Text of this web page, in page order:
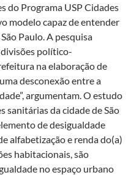
do Programa USP Cidades
modelo capaz de entender
Paulo. A pesquisa
político-
na elaboração de
desconexão entre a
argumentam. O estudo
sanitárias da cidade de São
de desigualdade
alfabetização e renda do(a)
habitacionais, são
no espaço urbano